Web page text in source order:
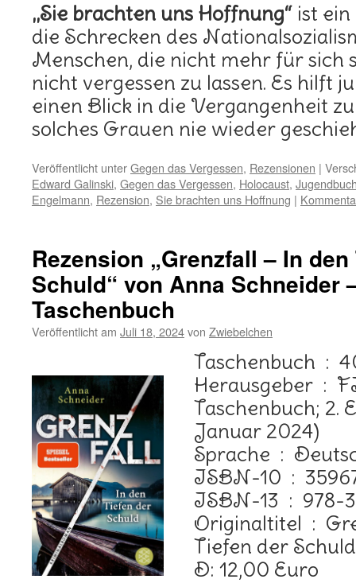
„Sie brachten uns Hoffnung“ ist
die Schrecken des
Menschen, die nicht mehr für sich
nicht vergessen zu lassen. Es hilft
einen Blick in die Vergangenheit
solches Grauen nie wieder
Veröffentlicht unterGegen das Vergessen, Rezensionen |
Edward Galinski, Gegen das Vergessen, Holocaust,
Engelmann, Rezension, Sie brachten uns Hoffnung |
Rezension „Grenzfall – In
Schuld“ von Anna Schneider
Taschenbuch
Veröffentlicht am Juli 18, 2024von Zwiebelchen
Herausgeber ‏ : ‎ FISCHER
Taschenbuch; 2.
Januar 2024)
Sprache ‏ :
ISBN-10 ‏ :
ISBN-13 ‏ : ‎ 978-3596708192
Originaltitel ‏ : ‎ Grenzfall – In den
Tiefen der Schuld
D: 12,00 Euro